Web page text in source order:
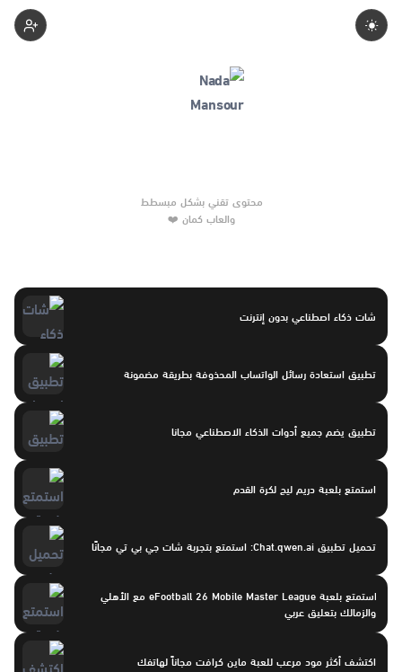
والعاب كمان ❤️
شات ذكاء اصطناعي بدون إنترنت
تطبيق استعادة رسائل الواتساب المحذوفة بطريقة مضمونة
تطبيق يضم جميع أدوات الذكاء الاصطناعي مجانا
استمتع بلعبة دريم ليج لكرة القدم
تحميل تطبيق Chat.qwen.ai: استمتع بتجربة شات جي بي تي مجانًا
استمتع بلعبة eFootball 26 Mobile Master League مع الأهلي
والزمالك بتعليق عربي
اكتشف أكثر مود مرعب للعبة ماين كرافت مجاناً لهاتفك